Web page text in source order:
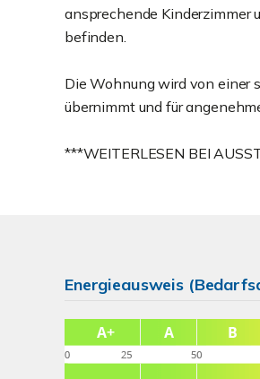
ansprechende Kinderzimmer
befinden.
Die Wohnung wird von einer
übernimmt und für
***WEITERLESEN BEI
Energieausweis